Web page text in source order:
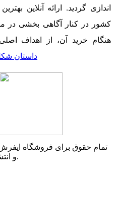
اندازی گردید. ارائه آنلاین
کشور در کنار آگاهی بخشی در
هنگام خرید آن، از اهداف
داستان
و انتشار محتوا با حفظ اثر بلامانع است.